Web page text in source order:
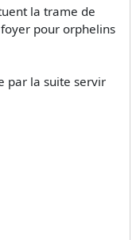
la trame de
pour orphelins
par la suite servir